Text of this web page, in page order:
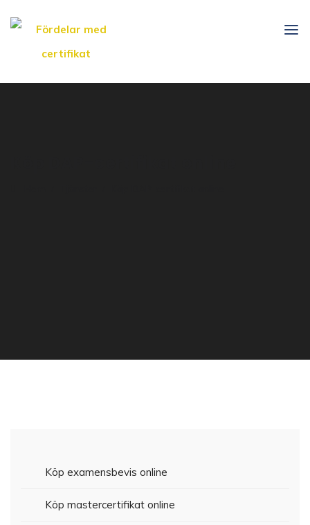
Köp examensbevis online
Köp mastercertifikat online